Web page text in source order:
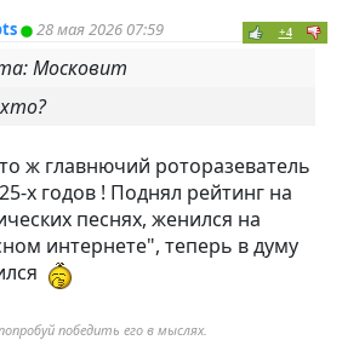
28 мая 2026 07:59 +4
Московит
ж главнючий роторазеватель
х годов ! Поднял рейтинг на
песнях, женился на
интернете", теперь в думу
победить его в мыслях.